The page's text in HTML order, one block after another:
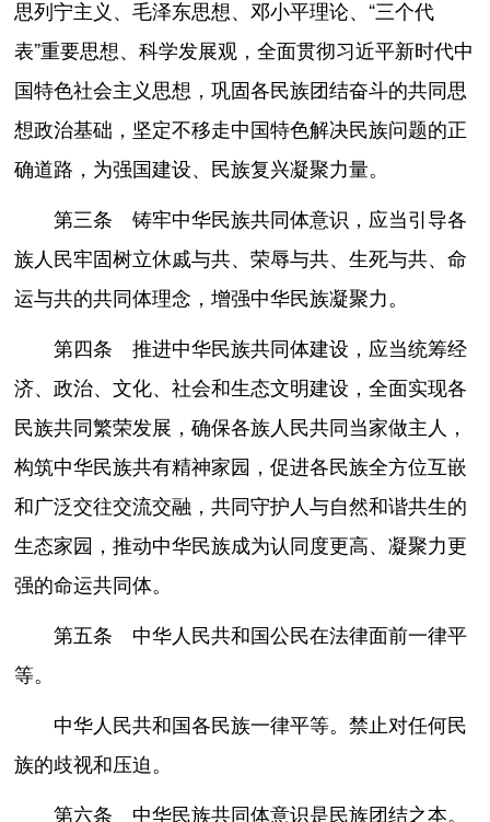
思列宁主义、毛泽东思想、邓小平理论、“三个代
表”重要思想、科学发展观，全面贯彻习近平新时代中
国特色社会主义思想，巩固各民族团结奋斗的共同思
想政治基础，坚定不移走中国特色解决民族问题的正
确道路，为强国建设、民族复兴凝聚力量。
第三条 铸牢中华民族共同体意识，应当引导各
族人民牢固树立休戚与共、荣辱与共、生死与共、命
运与共的共同体理念，增强中华民族凝聚力。
第四条 推进中华民族共同体建设，应当统筹经
济、政治、文化、社会和生态文明建设，全面实现各
民族共同繁荣发展，确保各族人民共同当家做主人，
构筑中华民族共有精神家园，促进各民族全方位互嵌
和广泛交往交流交融，共同守护人与自然和谐共生的
生态家园，推动中华民族成为认同度更高、凝聚力更
强的命运共同体。
第五条 中华人民共和国公民在法律面前一律平
等。
中华人民共和国各民族一律平等。禁止对任何民
族的歧视和压迫。
第六条 中华民族共同体意识是民族团结之本。